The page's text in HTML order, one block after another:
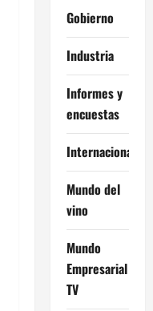
Gobierno
Industria
Informes y
encuestas
Internacional
Mundo del
vino
Mundo
Empresarial
TV